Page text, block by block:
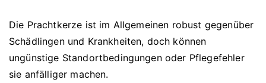
Die Prachtkerze ist im Allgemeinen robust gegenüber
Schädlingen und Krankheiten, doch können
ungünstige Standortbedingungen oder Pflegefehler
sie anfälliger machen.